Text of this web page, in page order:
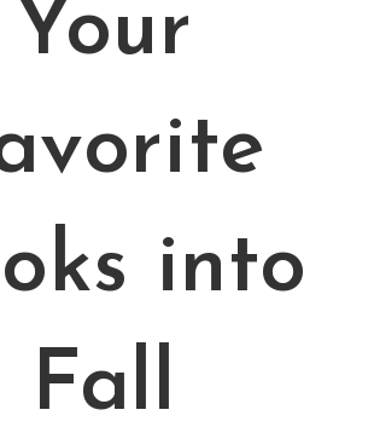
Your
into
Fall